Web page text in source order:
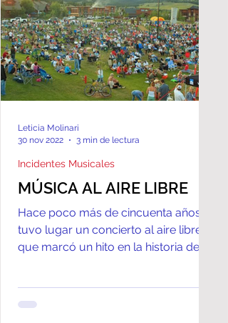
MÚSICA AL AIRE LIBRE
Hace poco más de cincuenta años
tuvo lugar un concierto al aire libre
que marcó un hito en la historia de
Incidentes Musicales
Leticia Molinari
30 nov 2022
3 min de lectura